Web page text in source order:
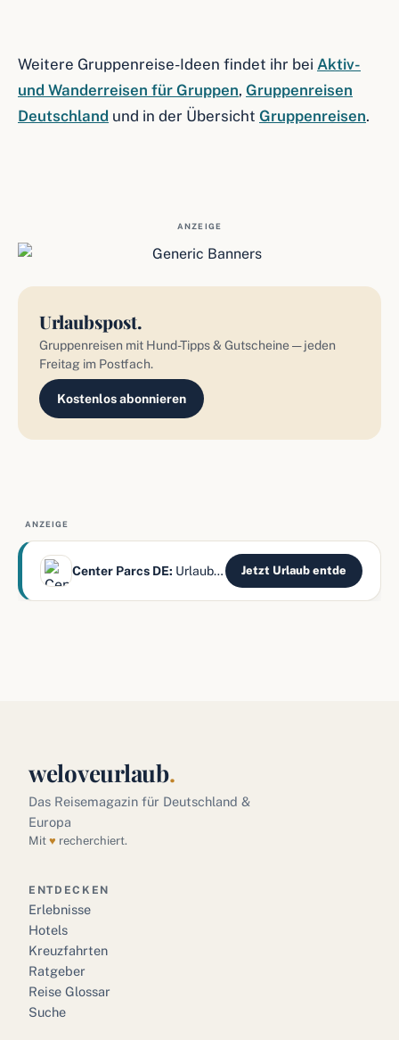
Weitere Gruppenreise-Ideen findet ihr bei Aktiv-
und Wanderreisen für Gruppen, Gruppenreisen
Deutschland und in der Übersicht Gruppenreisen.
ANZEIGE
Urlaubspost.
Gruppenreisen mit Hund-Tipps & Gutscheine — jeden
Freitag im Postfach.
Kostenlos abonnieren
ANZEIGE
Center Parcs DE: Urlaub mitten im Wald erleben Jetzt Urlaub entde
weloveurlaub.
Das Reisemagazin für Deutschland &
Europa
Mit ♥ recherchiert.
ENTDECKEN
Erlebnisse
Hotels
Kreuzfahrten
Ratgeber
Reise Glossar
Suche